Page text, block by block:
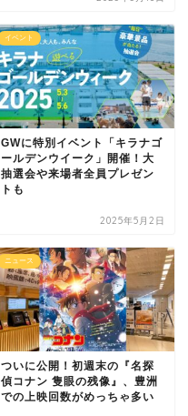
イベント
GWに特別イベント「キラナゴ
ールデンウイーク」開催！大
抽選会や来場者全員プレゼン
トも
2025年5月2日
ニュース
ついに公開！初週末の『名探
偵コナン 隻眼の残像』、豊洲
での上映回数がめっちゃ多い